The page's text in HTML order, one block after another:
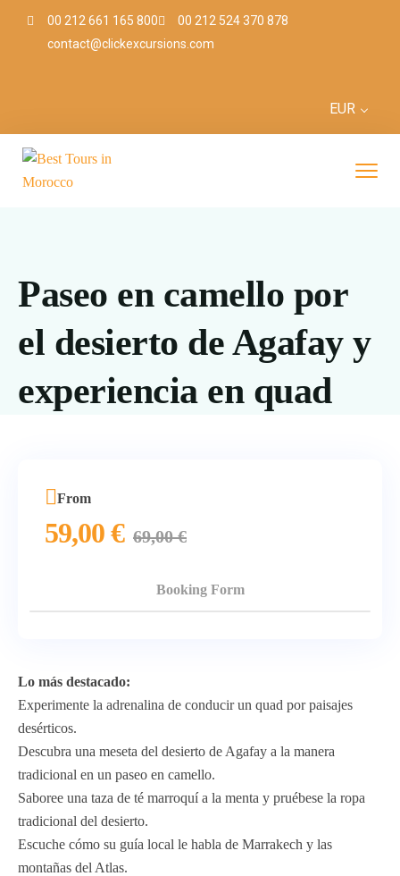
00 212 661 165 800
00 212 524 370 878
contact@clickexcursions.com
EUR
Paseo en camello por
el desierto de Agafay y
experiencia en quad
Lo más destacado:
Experimente la adrenalina de conducir un quad por paisajes
desérticos.
Descubra una meseta del desierto de Agafay a la manera
tradicional en un paseo en camello.
Saboree una taza de té marroquí a la menta y pruébese la ropa
tradicional del desierto.
Escuche cómo su guía local le habla de Marrakech y las
montañas del Atlas.
From
59,00€ 69,00€
Booking Form